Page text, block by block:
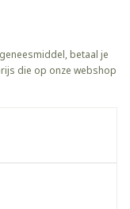
betaal je
die op onze webshop